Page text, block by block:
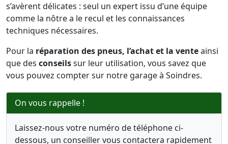
s’avèrent délicates : seul un expert issu d’une équipe
comme la nôtre a le recul et les connaissances
techniques nécessaires.
Pour la réparation des pneus, l’achat et la venteainsi
que des conseilssur leur utilisation, vous savez que
vous pouvez compter sur notre garage à Soindres.
On vous rappelle !
Laissez-nous votre numéro de téléphone ci-
dessous, un conseiller vous contactera rapidement